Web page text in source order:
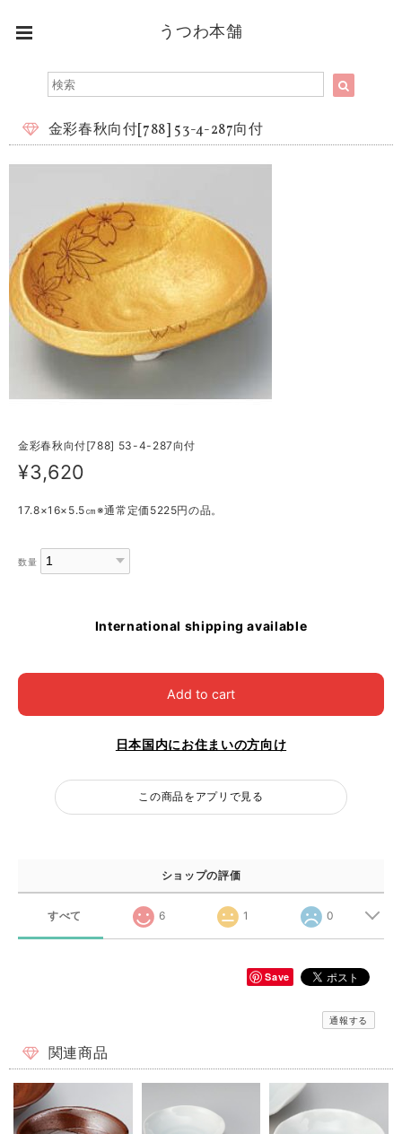
うつわ本舗
金彩春秋向付[788] 53-4-287向付
金彩春秋向付[788] 53-4-287向付
¥3,620
17.8×16×5.5㎝※通常定価5225円の品。
数量
International shipping available
Add to cart
日本国内にお住まいの方向け
この商品をアプリで見る
ショップの評価
すべて 6 1 0
Save
通報する
関連商品